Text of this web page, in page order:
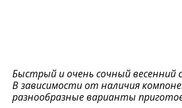
Быстрый и очень сочный весенний
В зависимости от наличия
разнообразные варианты